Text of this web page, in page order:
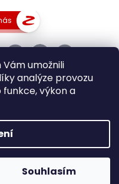
umožnili
analýze provozu
výkon a
Souhlasím
práva vyhrazena.
cookies